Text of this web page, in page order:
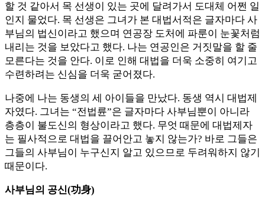
할 것 같아서 목 선생이 있는 곳에 달려가서 도대체 어쩐 일
인지 물었다. 목 선생은 그녀가 본 대법서적은 글자마다 사
부님의 법신이라고 했으며 연공장 도처에 파룬이 눈꽃처럼
내리는 것을 보았다고 했다. 나는 연공인은 거짓말을 할 줄
모른다는 것을 안다. 이로 인해 대법을 더욱 소중히 여기고
수련하려는 신심을 더욱 굳어졌다.
나중에 나는 동생의 세 아이들을 만났다. 동생 역시 대법제
자였다. 그녀는 “전법륜”은 글자마다 사부님뿐이 아니라
층층이 불도신의 형상이라고 했다. 무엇 때문에 대법제자
는 필사적으로 대법을 끌어안고 놓지 않는가? 바로 그들은
그들의 사부님이 누구신지 알고 있으므로 두려워하지 않기
때문이다.
사부님의 공신(功身)